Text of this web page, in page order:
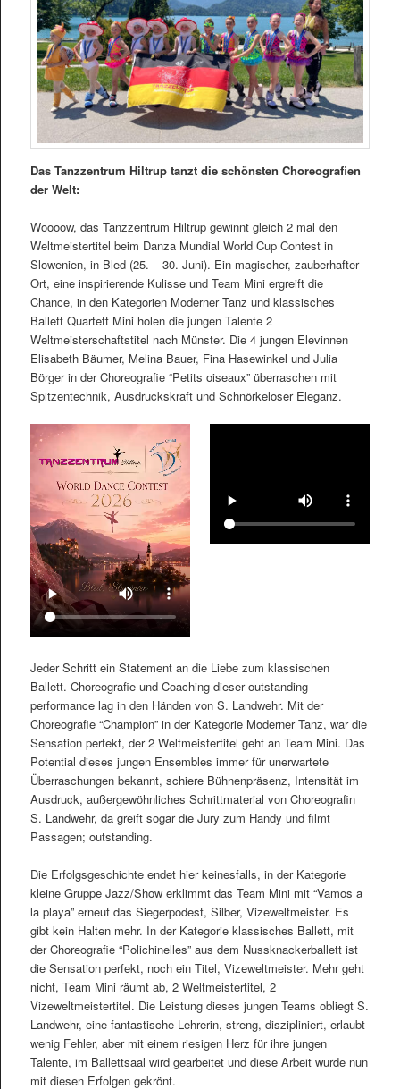
Das Tanzzentrum Hiltrup tanzt die schönsten Choreografien
der Welt:
Woooow, das Tanzzentrum Hiltrup gewinnt gleich 2 mal den
Weltmeistertitel beim Danza Mundial World Cup Contest in
Slowenien, in Bled (25. – 30. Juni). Ein magischer, zauberhafter
Ort, eine inspirierende Kulisse und Team Mini ergreift die
Chance, in den Kategorien Moderner Tanz und klassisches
Ballett Quartett Mini holen die jungen Talente 2
Weltmeisterschaftstitel nach Münster. Die 4 jungen Elevinnen
Elisabeth Bäumer, Melina Bauer, Fina Hasewinkel und Julia
Börger in der Choreografie “Petits oiseaux” überraschen mit
Spitzentechnik, Ausdruckskraft und Schnörkeloser Eleganz.
Jeder Schritt ein Statement an die Liebe zum klassischen
Ballett. Choreografie und Coaching dieser outstanding
performance lag in den Händen von S. Landwehr. Mit der
Choreografie “Champion” in der Kategorie Moderner Tanz, war die
Sensation perfekt, der 2 Weltmeistertitel geht an Team Mini. Das
Potential dieses jungen Ensembles immer für unerwartete
Überraschungen bekannt, schiere Bühnenpräsenz, Intensität im
Ausdruck, außergewöhnliches Schrittmaterial von Choreografin
S. Landwehr, da greift sogar die Jury zum Handy und filmt
Passagen; outstanding.
Die Erfolgsgeschichte endet hier keinesfalls, in der Kategorie
kleine Gruppe Jazz/Show erklimmt das Team Mini mit “Vamos a
la playa” erneut das Siegerpodest, Silber, Vizeweltmeister. Es
gibt kein Halten mehr. In der Kategorie klassisches Ballett, mit
der Choreografie “Polichinelles” aus dem Nussknackerballett ist
die Sensation perfekt, noch ein Titel, Vizeweltmeister. Mehr geht
nicht, Team Mini räumt ab, 2 Weltmeistertitel, 2
Vizeweltmeistertitel. Die Leistung dieses jungen Teams obliegt S.
Landwehr, eine fantastische Lehrerin, streng, diszipliniert, erlaubt
wenig Fehler, aber mit einem riesigen Herz für ihre jungen
Talente, im Ballettsaal wird gearbeitet und diese Arbeit wurde nun
mit diesen Erfolgen gekrönt.